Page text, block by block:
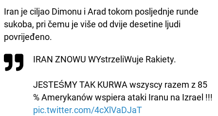
Iran je ciljao Dimonu i Arad tokom posljednje runde
sukoba, pri čemu je više od dvije desetine ljudi
povrijeđeno.
IRAN ZNOWU WYstrzeliWuje Rakiety.
JESTEŚMY TAK KURWA wszyscy razem z 85
% Amerykanów wspiera ataki Iranu na Izrael !!!
pic.twitter.com/4cXlVaDJaT